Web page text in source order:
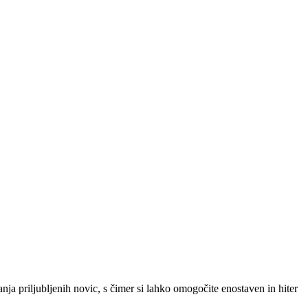
priljubljenih novic, s čimer si lahko omogočite enostaven in hiter